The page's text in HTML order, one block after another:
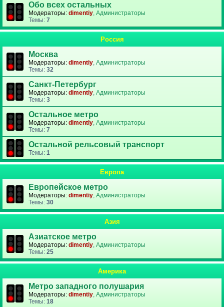
Обо всех остальных
Модераторы: dimentiy, Администраторы
Темы: 7
Россия
Москва
Модераторы: dimentiy, Администраторы
Темы: 32
Санкт-Петербург
Модераторы: dimentiy, Администраторы
Темы: 3
Остальное метро
Модераторы: dimentiy, Администраторы
Темы: 7
Остальной рельсовый транспорт
Темы: 1
Европа
Европейское метро
Модераторы: dimentiy, Администраторы
Темы: 30
Азия
Азиатское метро
Модераторы: dimentiy, Администраторы
Темы: 25
Америка
Метро западного полушария
Модераторы: dimentiy, Администраторы
Темы: 18